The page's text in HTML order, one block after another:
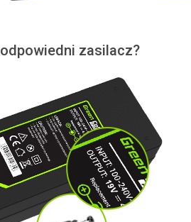
zasilacz?